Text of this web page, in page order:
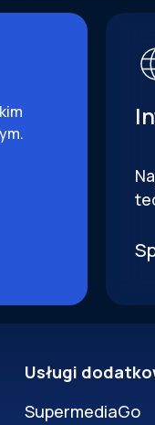
Usługi
SupermediaGo